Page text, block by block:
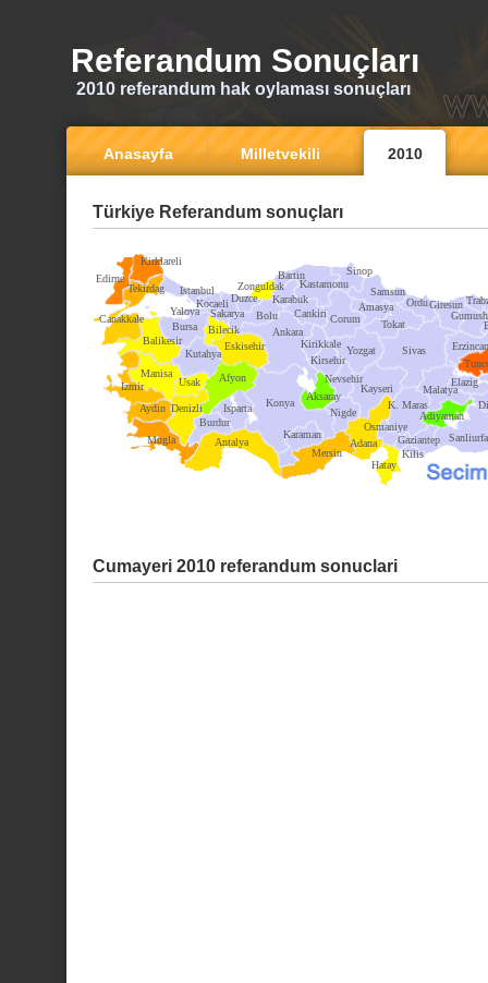
Referandum Sonuçları
2010 referandum hak oylaması sonuçları
Anasayfa Milletvekili 2010
Türkiye Referandum sonuçları
Ankara
Kirklareli
Edirne
Tekirdag
Canakkale
Balikesir
Bursa
Istanbul
Kocaeli
Sakarya
Zonguldak
Bolu
Bilecik
Eskisehir
Kutahya
Manisa
Izmir
Aydin
Mugla
Denizli
Burdur
Usak Afyon
Isparta
Antalya
Konya
Mersin
Kirsehir
Cankiri
Kastamonu
Sinop
Corum
Yozgat
Nevsehir
Nigde
Adana
Hatay
K. Maras
Kayseri
Sivas
Tokat
Amasya
Samsun
OrduGiresun
Erzincan
Malatya
Gaziantep Sanliurfa
Adiyaman
Elazig
Kirikkale
Karaman
Aksaray
Kilis
Duzce Karabuk
Bartin
Osmaniye
Yalova
Cumayeri 2010 referandum sonuclari